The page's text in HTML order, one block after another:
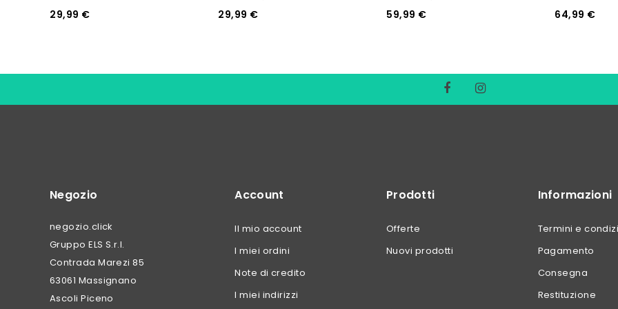
29,99 € 29,99 € 59,99 € 64,99 €
Negozio
negozio.click
Gruppo ELS S.r.l.
Contrada Marezi 85
63061 Massignano
Ascoli Piceno
Account
Il mio account
I miei ordini
Note di credito
I miei indirizzi
Prodotti
Offerte
Nuovi prodotti
Informazioni
Termini e
Pagamento
Consegna
Restituzione